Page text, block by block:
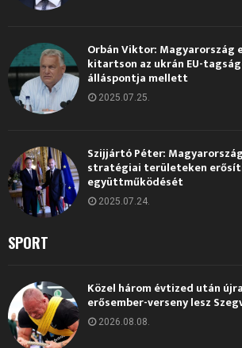
Orbán Viktor: Magyarország
kitartson az ukrán EU-
álláspontja mellett
2025.07.25.
Szijjártó Péter:
stratégiai területeken
együttműködését
2025.07.24.
SPORT
Közel három évtized után
erősember-verseny lesz
2026.08.08.